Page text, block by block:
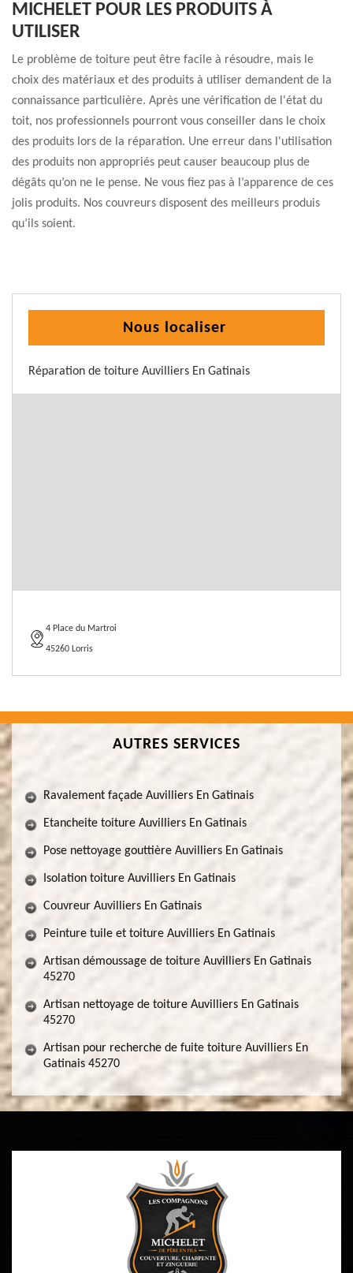
MICHELET POUR LES PRODUITS À
UTILISER
Le problème de toiture peut être facile à résoudre, mais le
choix des matériaux et des produits à utiliser demandent de la
connaissance particulière. Après une vérification de l'état du
toit, nos professionnels pourront vous conseiller dans le choix
des produits lors de la réparation. Une erreur dans l'utilisation
des produits non appropriés peut causer beaucoup plus de
dégâts qu’on ne le pense. Ne vous fiez pas à l’apparence de ces
jolis produits. Nos couvreurs disposent des meilleurs produis
qu’ils soient.
Nous localiser
Réparation de toiture Auvilliers En Gatinais
4 Place du Martroi
45260 Lorris
AUTRES SERVICES
Ravalement façade Auvilliers En Gatinais
Etancheite toiture Auvilliers En Gatinais
Pose nettoyage gouttière Auvilliers En Gatinais
Isolation toiture Auvilliers En Gatinais
Couvreur Auvilliers En Gatinais
Peinture tuile et toiture Auvilliers En Gatinais
Artisan démoussage de toiture Auvilliers En Gatinais
45270
Artisan nettoyage de toiture Auvilliers En Gatinais
45270
Artisan pour recherche de fuite toiture Auvilliers En
Gatinais 45270